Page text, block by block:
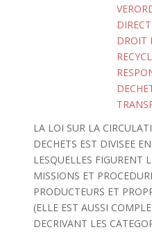
DROIT
LA LOI SUR LA
DECHETS EST DIVISEE
LESQUELLES FIGURENT
MISSIONS ET
PRODUCTEURS ET
(ELLE EST AUSSI
DECRIVANT LES